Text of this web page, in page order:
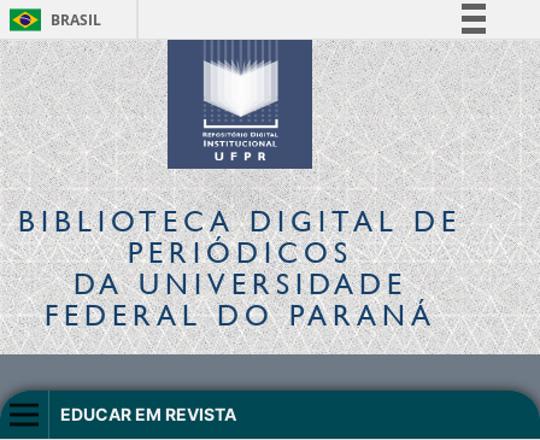
BRASIL
Simplifique!
Comunica BR
Participe
Acesso à informação
Legislação
Canais
BIBLIOTECA DIGITALDE
PERIÓDICOS
DA UNIVERSIDADE
FEDERAL DO PARANÁ
EDUCAR EM REVISTA